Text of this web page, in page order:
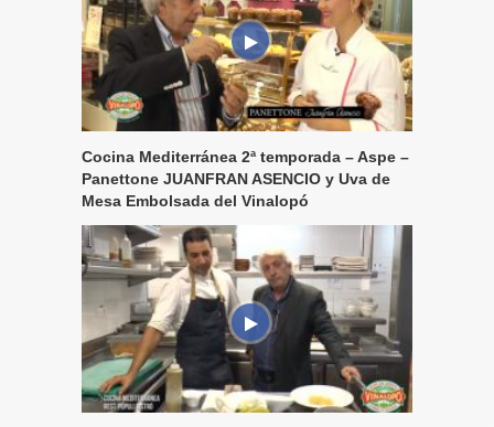
Cocina Mediterránea 2ª temporada – Aspe –
Panettone JUANFRAN ASENCIO y Uva de
Mesa Embolsada del Vinalopó